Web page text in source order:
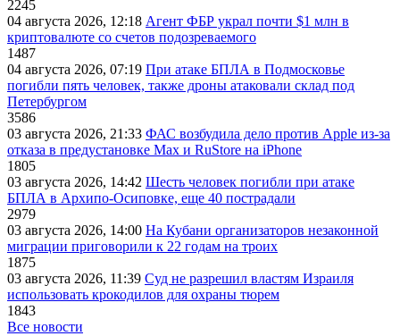
2245
04 августа 2026, 12:18 Агент ФБР украл почти $1 млн в
криптовалюте со счетов подозреваемого
1487
04 августа 2026, 07:19 При атаке БПЛА в Подмосковье
погибли пять человек, также дроны атаковали склад под
Петербургом
3586
03 августа 2026, 21:33 ФАС возбудила дело против Apple из-за
отказа в предустановке Max и RuStore на iPhone
1805
03 августа 2026, 14:42 Шесть человек погибли при атаке
БПЛА в Архипо-Осиповке, еще 40 пострадали
2979
03 августа 2026, 14:00 На Кубани организаторов незаконной
миграции приговорили к 22 годам на троих
1875
03 августа 2026, 11:39 Суд не разрешил властям Израиля
использовать крокодилов для охраны тюрем
1843
Все новости